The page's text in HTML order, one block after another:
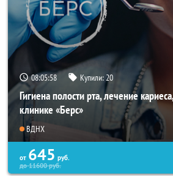
08:05:55 Купили: 20
Гигиена полости рта, лечение
клинике «Берс»
ВДНХ
от 645 руб.
до11600руб.